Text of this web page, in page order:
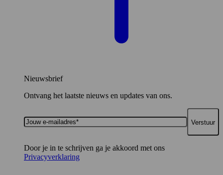
Nieuwsbrief
Ontvang het laatste nieuws en updates van ons.
Jouw
e-
Door je in te schrijven ga je akkoord met ons
Privacyverklaring